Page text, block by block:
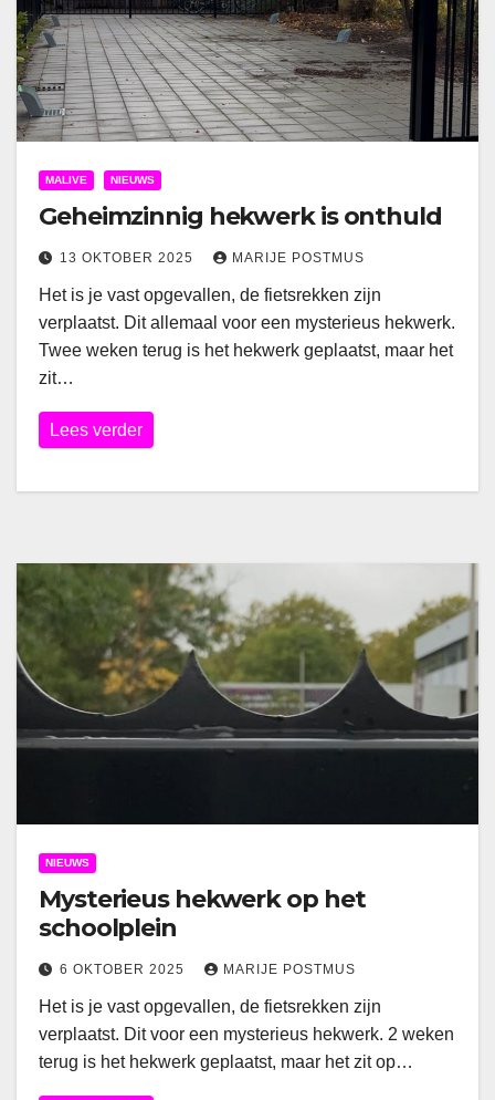
MALIVE NIEUWS
Geheimzinnig hekwerk is onthuld
13 OKTOBER 2025 MARIJE POSTMUS
Het is je vast opgevallen, de fietsrekken zijn
verplaatst. Dit allemaal voor een mysterieus hekwerk.
Twee weken terug is het hekwerk geplaatst, maar het
zit…
Lees verder
NIEUWS
Mysterieus hekwerk op het
schoolplein
6 OKTOBER 2025 MARIJE POSTMUS
Het is je vast opgevallen, de fietsrekken zijn
verplaatst. Dit voor een mysterieus hekwerk. 2 weken
terug is het hekwerk geplaatst, maar het zit op…